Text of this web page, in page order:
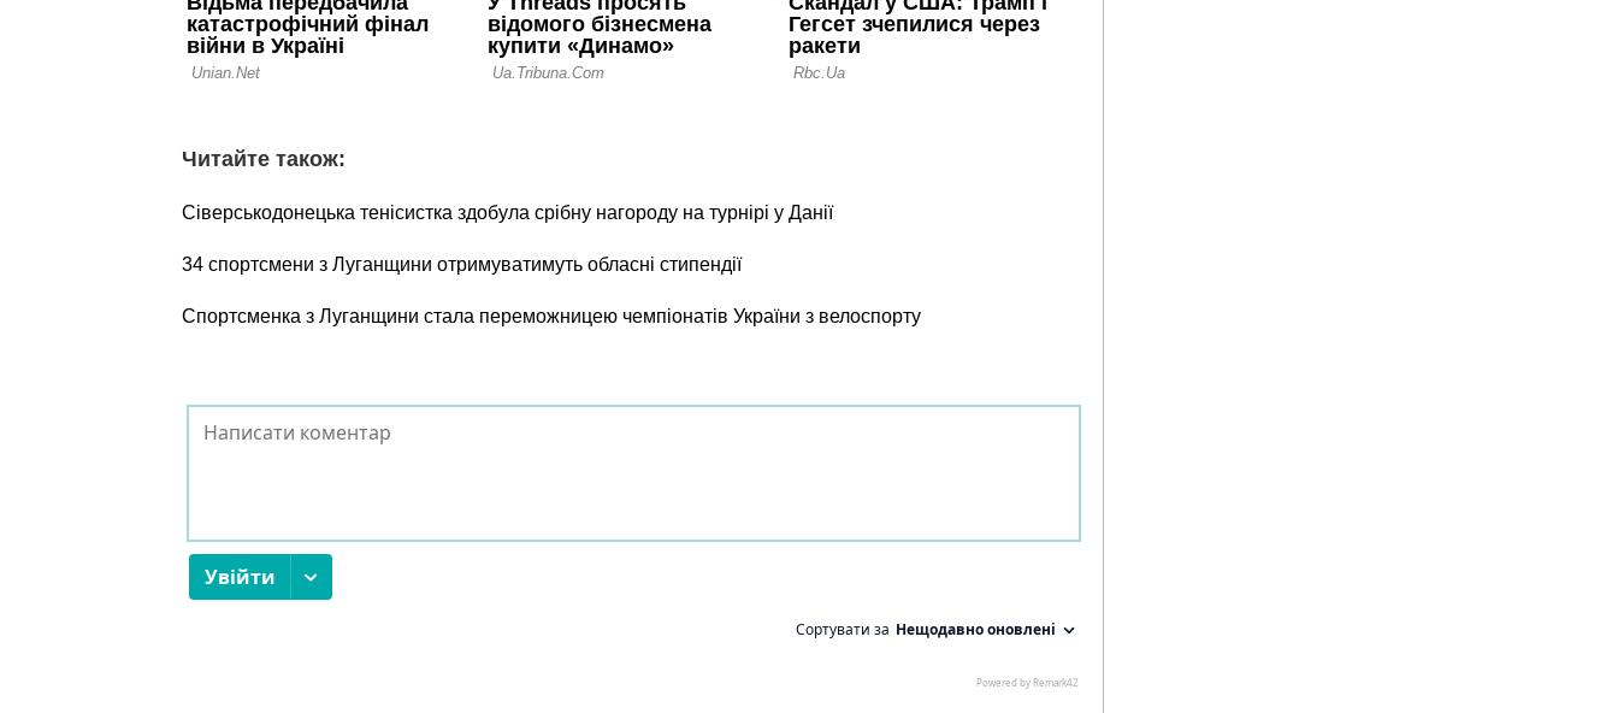
Читайте також:
Сіверськодонецька тенісистка здобула срібну нагороду на турнірі у Данії
34 спортсмени з Луганщини отримуватимуть обласні стипендії
Спортсменка з Луганщини стала переможницею чемпіонатів України з велоспорту